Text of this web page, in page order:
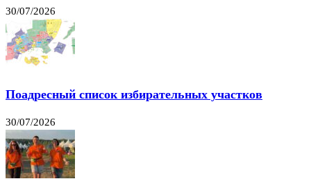
30/07/2026
Поадресный список избирательных участков
30/07/2026